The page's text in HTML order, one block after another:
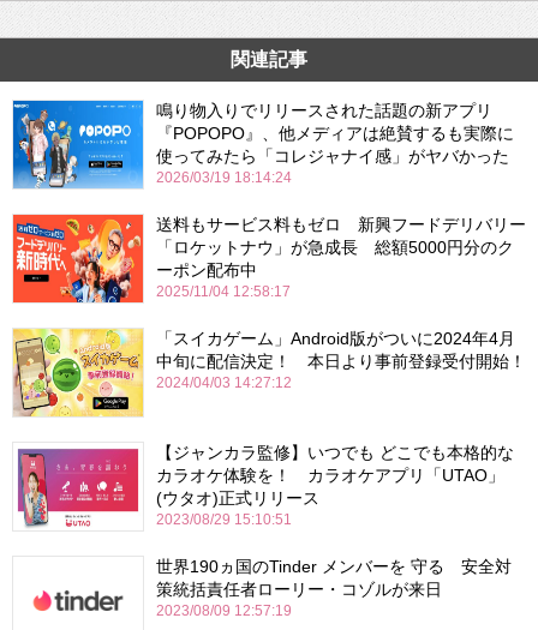
関連記事
鳴り物入りでリリースされた話題の新アプリ
『POPOPO』、他メディアは絶賛するも実際に
使ってみたら「コレジャナイ感」がヤバかった
2026/03/19 18:14:24
送料もサービス料もゼロ 新興フードデリバリー
「ロケットナウ」が急成長 総額5000円分のク
ーポン配布中
2025/11/04 12:58:17
「スイカゲーム」Android版がついに2024年4月
中旬に配信決定！ 本日より事前登録受付開始！
2024/04/03 14:27:12
【ジャンカラ監修】いつでも どこでも本格的な
カラオケ体験を！ カラオケアプリ「UTAO」
(ウタオ)正式リリース
2023/08/29 15:10:51
世界190ヵ国のTinder メンバーを 守る 安全対
策統括責任者ローリー・コゾルが来日
2023/08/09 12:57:19